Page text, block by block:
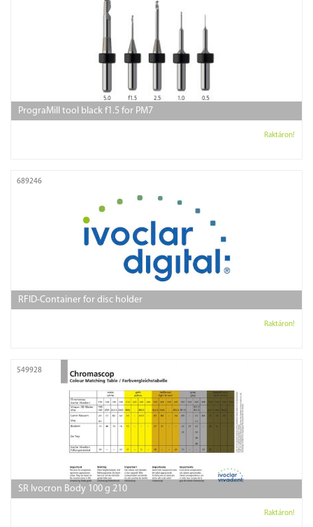
PrograMill tool black f1.5 for PM7
Raktáron!
689246
RFID-Container for disc holder
Raktáron!
549928
SR Ivocron Body 100 g 210
Raktáron!